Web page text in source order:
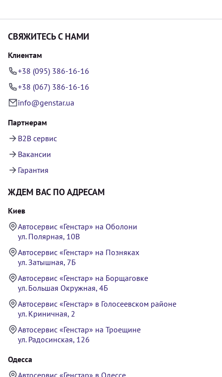
СВЯЖИТЕСЬ С НАМИ
Клиентам
+38 (095) 386-16-16
+38 (067) 386-16-16
info@genstar.ua
Партнерам
B2B сервис
Вакансии
Гарантия
ЖДЕМ ВАС ПО АДРЕСАМ
Киев
Автосервис «Генстар» на Оболони
ул. Полярная, 10В
Автосервис «Генстар» на Позняках
ул. Затышная, 7Б
Автосервис «Генстар» на Борщаговке
ул. Большая Окружная, 4Б
Автосервис «Генстар» в Голосеевском районе
ул. Криничная, 2
Автосервис «Генстар» на Троещине
ул. Радосинская, 126
Одесса
Автосервис «Генстар» в Одессе